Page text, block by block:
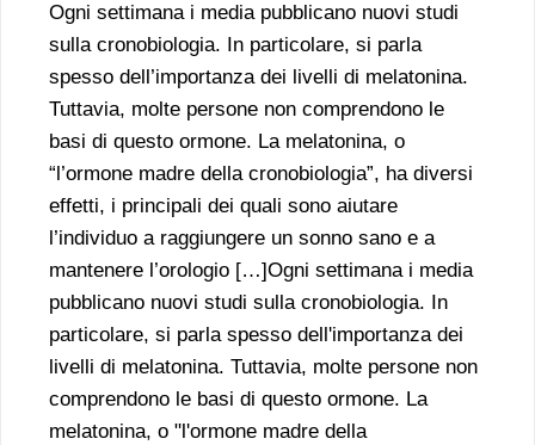
Ogni settimana i media pubblicano nuovi studi
sulla cronobiologia. In particolare, si parla
spesso dell’importanza dei livelli di melatonina.
Tuttavia, molte persone non comprendono le
basi di questo ormone. La melatonina, o
“l’ormone madre della cronobiologia”, ha diversi
effetti, i principali dei quali sono aiutare
l’individuo a raggiungere un sonno sano e a
mantenere l’orologio […]Ogni settimana i media
pubblicano nuovi studi sulla cronobiologia. In
particolare, si parla spesso dell'importanza dei
livelli di melatonina. Tuttavia, molte persone non
comprendono le basi di questo ormone. La
melatonina, o "l'ormone madre della